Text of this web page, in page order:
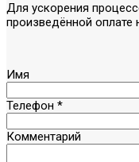
Для ускорения
произведённой оплате
Имя
Телефон *
Комментарий